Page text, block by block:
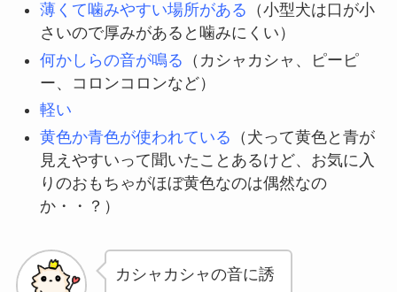
薄くて噛みやすい場所がある （小型犬は口が小
さいので厚みがあると噛みにくい）
何かしらの音が鳴る （カシャカシャ、ピーピ
ー、コロンコロンなど）
軽い
黄色か青色が使われている （犬って黄色と青が
見えやすいって聞いたことあるけど、お気に入
りのおもちゃがほぼ黄色なのは偶然なの
か・・？）
カシャカシャの音に誘